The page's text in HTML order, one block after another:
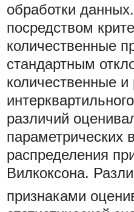
обработки
посредством
количественные
стандартным
количественные
различий
параметрических
распределения
Вилкоксона.
признаками